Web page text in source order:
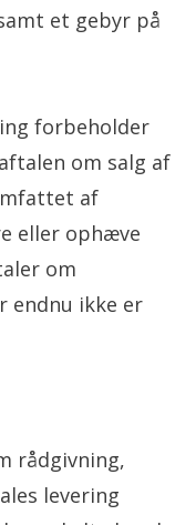
et gebyr på
forbeholder
om salg af
af
eller ophæve
om
endnu ikke er
rådgivning,
levering